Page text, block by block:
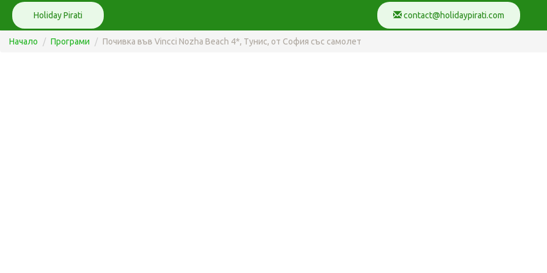
Holiday Pirati contact@holidaypirati.com
Начало Програми Почивка във Vincci Nozha Beach 4*, Тунис, от София със самолет